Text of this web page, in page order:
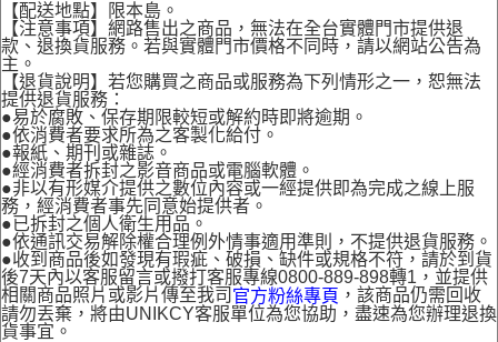
【配送地點】限本島。
【注意事項】網路售出之商品，無法在全台實體門市提供退
款、退換貨服務。若與實體門市價格不同時，請以網站公告為
主。
【退貨說明】若您購買之商品或服務為下列情形之一，恕無法
提供退貨服務：
●易於腐敗、保存期限較短或解約時即將逾期。
●依消費者要求所為之客製化給付。
●報紙、期刊或雜誌。
●經消費者拆封之影音商品或電腦軟體。
●非以有形媒介提供之數位內容或一經提供即為完成之線上服
務，經消費者事先同意始提供者。
●已拆封之個人衛生用品。
●依通訊交易解除權合理例外情事適用準則，不提供退貨服務。
●收到商品後如發現有瑕疵、破損、缺件或規格不符，請於到貨
後7天內以客服留言或撥打客服專線0800-889-898轉1，並提供
相關商品照片或影片傳至我司 官方粉絲專頁 ，該商品仍需回收
請勿丟棄，將由UNIKCY客服單位為您協助，盡速為您辦理退換
貨事宜。